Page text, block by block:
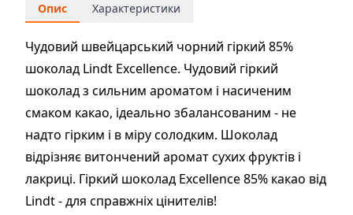
Опис Характеристики
Чудовий швейцарський чорний гіркий 85%
шоколад Lindt Excellence. Чудовий гіркий
шоколад з сильним ароматом і насиченим
смаком какао, ідеально збалансованим - не
надто гірким і в міру солодким. Шоколад
відрізняє витончений аромат сухих фруктів і
лакриці. Гіркий шоколад Excellence 85% какао від
Lindt - для справжніх цінителів!